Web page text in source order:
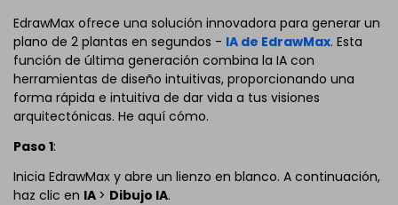
EdrawMax ofrece una solución innovadora para generar un
plano de 2 plantas en segundos - IA de EdrawMax. Esta
función de última generación combina la IA con
herramientas de diseño intuitivas, proporcionando una
forma rápida e intuitiva de dar vida a tus visiones
arquitectónicas. He aquí cómo.
Paso 1:
Inicia EdrawMax y abre un lienzo en blanco. A continuación,
haz clic en IA > Dibujo IA.